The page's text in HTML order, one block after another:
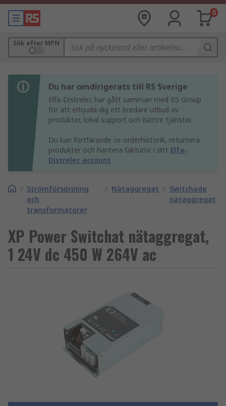
0
Sök efter MPN
Du har omdirigerats till RS Sverige
Elfa-Distrelec har gått samman med RS Group
för att erbjuda dig ett bredare utbud av
produkter, lokal support och bättre tjänster.
Du kan fortfarande se orderhistorik, returnera
produkter och hantera fakturor i ditt Elfa-
Distrelec account
/ Strömförsörjning
och
transformatorer
/ Nätaggregat / Switchade
nätaggregat
XP Power Switchat nätaggregat,
1 24V dc 450 W 264V ac